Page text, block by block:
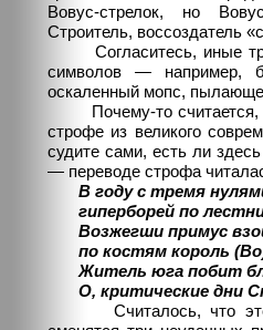
Вовус-стрелок, но
Строитель, воссоздатель
Согласитесь, иные
символов — например,
оскаленный мопс,
Почему-то считается,
строфе из великого
судите сами, есть ли
— переводе строфа
В году с тремя
гиперборей по
Возжегши примус
по костям король
Житель юга побит
О, критические дни
Считалось, что этот